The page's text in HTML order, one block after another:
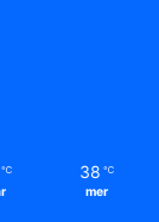
℃ 38 ℃
mer